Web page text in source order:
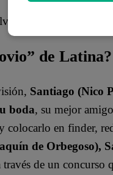
a ser amigos?
de Latina?
Santiago (Nico
boda, su mejor
en finder,
de Orbegoso),
través de un concurso